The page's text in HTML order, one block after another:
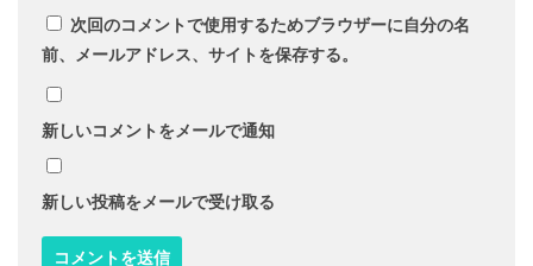
次回のコメントで使用するためブラウザーに自分の名
前、メールアドレス、サイトを保存する。
新しいコメントをメールで通知
新しい投稿をメールで受け取る